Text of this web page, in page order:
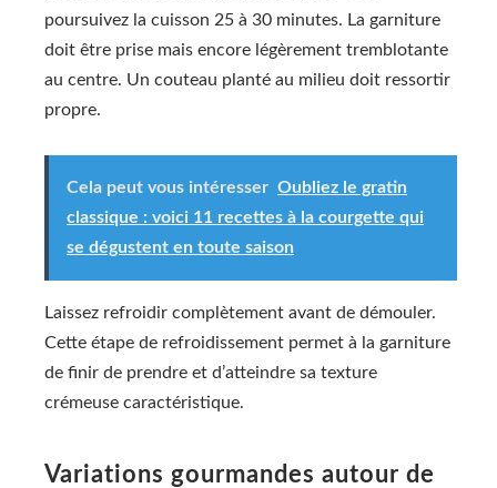
poursuivez la cuisson 25 à 30 minutes. La garniture
doit être prise mais encore légèrement tremblotante
au centre. Un couteau planté au milieu doit ressortir
propre.
Cela peut vous intéresser Oubliez le gratin
classique : voici 11 recettes à la courgette qui
se dégustent en toute saison
Laissez refroidir complètement avant de démouler.
Cette étape de refroidissement permet à la garniture
de finir de prendre et d’atteindre sa texture
crémeuse caractéristique.
Variations gourmandes autour de